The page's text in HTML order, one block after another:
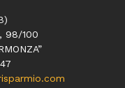
98/100